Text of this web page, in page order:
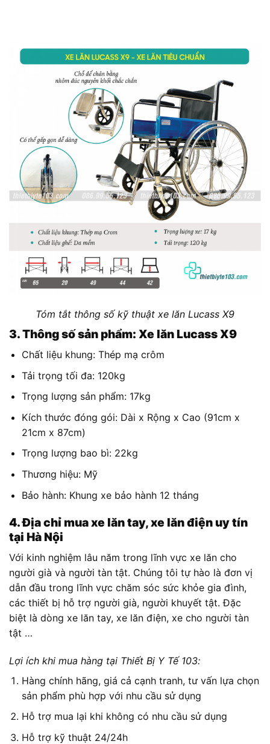
Tóm tắt thông số kỹ thuật xe lăn Lucass X9
3. Thông số sản phẩm: Xe lăn Lucass X9
Chất liệu khung: Thép mạ crôm
Tải trọng tối đa: 120kg
Trọng lượng sản phẩm: 17kg
Kích thước đóng gói: Dài x Rộng x Cao (91cm x
21cm x 87cm)
Trọng lượng bao bì: 22kg
Thương hiệu: Mỹ
Bảo hành: Khung xe bảo hành 12 tháng
4. Địa chỉ mua xe lăn tay, xe lăn điện uy tín
tại Hà Nội
Với kinh nghiệm lâu năm trong lĩnh vực xe lăn cho
người già và người tàn tật. Chúng tôi tự hào là đơn vị
dẫn đầu trong lĩnh vực chăm sóc sức khỏe gia đình,
các thiết bị hỗ trợ người già, người khuyết tật. Đặc
biệt là dòng xe lăn tay, xe lăn điện, xe cho người tàn
tật …
Lợi ích khi mua hàng tại Thiết Bị Y Tế 103:
Hàng chính hãng, giá cả cạnh tranh, tư vấn lựa chọn
sản phẩm phù hợp với nhu cầu sử dụng
Hỗ trợ mua lại khi không có nhu cầu sử dụng
Hỗ trợ kỹ thuật 24/24h